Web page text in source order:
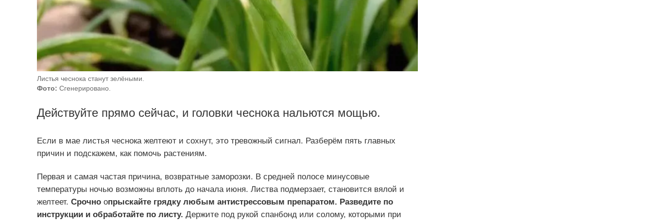
Листья чеснока станут зелёными.
Фото: Сгенерировано.
Действуйте прямо сейчас, и головки чеснока нальются мощью.
Если в мае листья чеснока желтеют и сохнут, это тревожный сигнал. Разберём пять главных
причин и подскажем, как помочь растениям.
Первая и самая частая причина, возвратные заморозки. В средней полосе минусовые
температуры ночью возможны вплоть до начала июня. Листва подмерзает, становится вялой и
желтеет. Срочноопрыскайте грядку любым антистрессовым препаратом. Разведите по
инструкции и обработайте по листу. Держите под рукой спанбонд или солому, которыми при